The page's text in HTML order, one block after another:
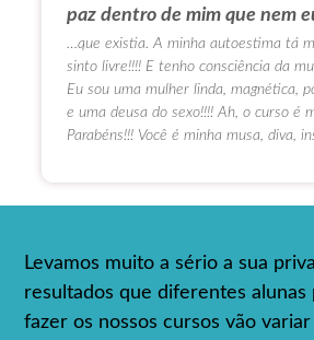
paz dentro de mim que nem
…que existia. A minha autoestima tá
sinto livre!!!! E tenho consciência da
Eu sou uma mulher linda, magnética,
e uma deusa do sexo!!!! Ah, o curso é
Parabéns!!! Você é minha musa, diva,
Levamos muito a sério a sua
resultados que diferentes
fazer os nossos cursos vão